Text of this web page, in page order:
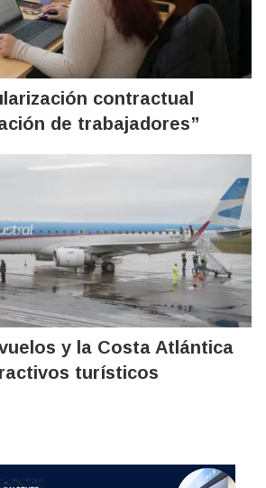
contractual
de trabajadores”
y la Costa Atlántica
turísticos